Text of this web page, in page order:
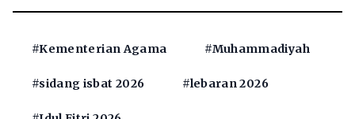
#Kementerian Agama #Muhammadiyah
#sidang isbat 2026 #lebaran 2026